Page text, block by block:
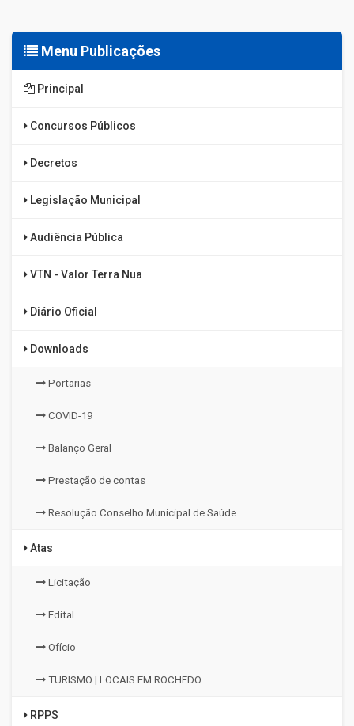
Menu Publicações
Principal
Concursos Públicos
Decretos
Legislação Municipal
Audiência Pública
VTN - Valor Terra Nua
Diário Oficial
Downloads
Portarias
COVID-19
Balanço Geral
Prestação de contas
Resolução Conselho Municipal de Saúde
Atas
Licitação
Edital
Ofício
TURISMO | LOCAIS EM ROCHEDO
RPPS